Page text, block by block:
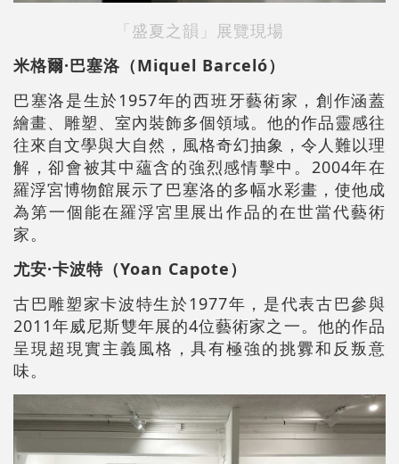
「盛夏之韻」展覽現場
米格爾·巴塞洛（Miquel Barceló）
巴塞洛是生於1957年的西班牙藝術家，創作涵蓋
繪畫、雕塑、室內裝飾多個領域。他的作品靈感往
往來自文學與大自然，風格奇幻抽象，令人難以理
解，卻會被其中蘊含的強烈感情擊中。2004年在
羅浮宮博物館展示了巴塞洛的多幅水彩畫，使他成
為第一個能在羅浮宮里展出作品的在世當代藝術
家。
尤安·卡波特（Yoan Capote）
古巴雕塑家卡波特生於1977年，是代表古巴參與
2011年威尼斯雙年展的4位藝術家之一。他的作品
呈現超現實主義風格，具有極強的挑釁和反叛意
味。